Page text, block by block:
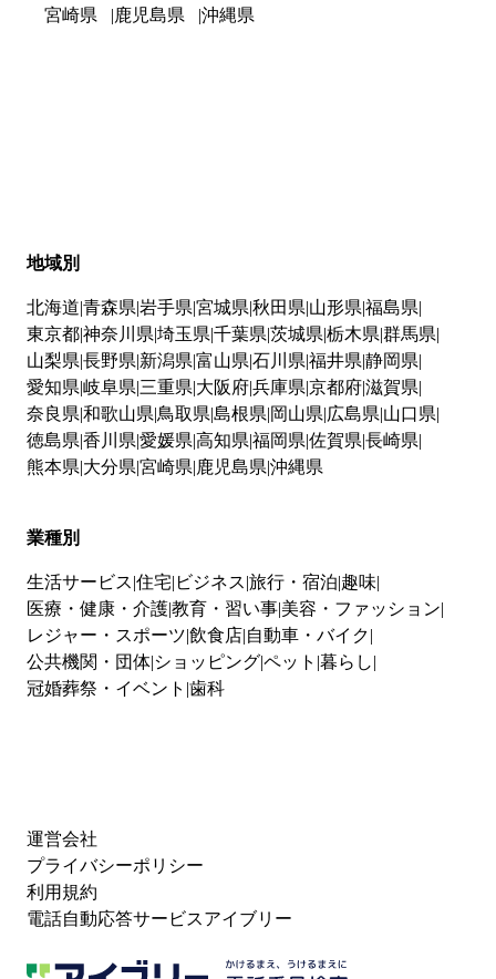
宮崎県
鹿児島県 沖縄県
地域別
北海道 青森県 岩手県 宮城県 秋田県 山形県 福島県
東京都神奈川県 埼玉県 千葉県 茨城県 栃木県 群馬県
山梨県 長野県 新潟県 富山県 石川県 福井県 静岡県
愛知県 岐阜県 三重県 大阪府兵庫県 京都府滋賀県
奈良県 和歌山県 鳥取県 島根県 岡山県 広島県 山口県
徳島県 香川県 愛媛県 高知県 福岡県 佐賀県 長崎県
熊本県 大分県 宮崎県 鹿児島県 沖縄県
業種別
生活サービス 住宅 ビジネス 旅行・宿泊 趣味
医療・健康・介護教育・習い事 美容・ファッション
レジャー・スポーツ 飲食店 自動車・バイク
公共機関・団体 ショッピングペット 暮らし
冠婚葬祭・イベント 歯科
運営会社
プライバシーポリシー
利用規約
電話自動応答サービスアイブリー